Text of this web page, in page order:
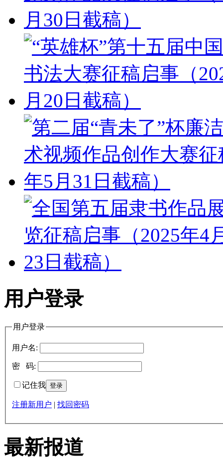
用户登录
用户登录
用户名:
密 码:
记住我
注册新用户 找回密码
最新报道